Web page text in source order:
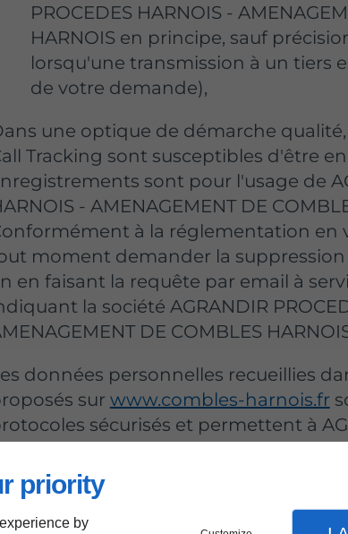
priority
by
PROCEDES HARNOIS -
HARNOIS en principe, sauf
lorsqu'une transmission à un tiers
de votre demande),
une optique de démarche
Tracking sont susceptibles d'être
sont pour l'usage de
- AMENAGEMENT DE
à la réglementation en
moment demander la
en faisant la requête par email à
la société AGRANDIR
DE COMBLES
données personnelles recueillies
sur www.combles-harnois.fr
sécurisés et permettent à
HARNOIS - AMENAGEMENT DE
reçues dans ses
toute information ou exercice de